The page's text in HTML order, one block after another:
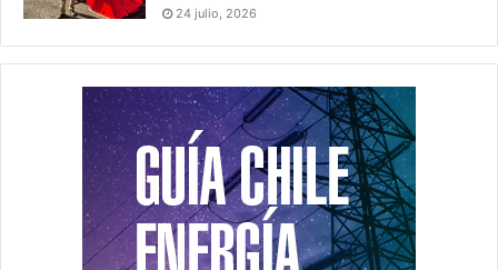
24 julio, 2026